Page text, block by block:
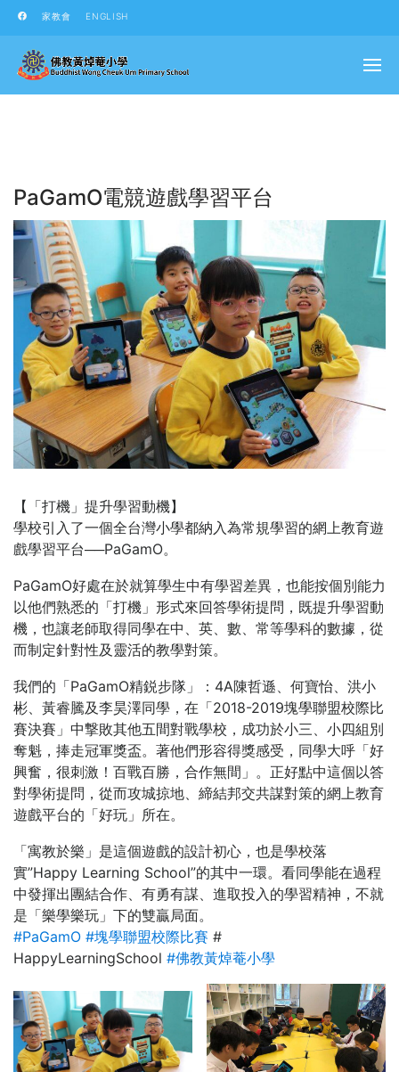
家教會 ENGLISH
PaGamO電競遊戲學習平台
【「打機」提升學習動機】
學校引入了一個全台灣小學都納入為常規學習的網上教育遊
戲學習平台──PaGamO。
PaGamO好處在於就算學生中有學習差異，也能按個別能力
以他們熟悉的「打機」形式來回答學術提問，既提升學習動
機，也讓老師取得同學在中、英、數、常等學科的數據，從
而制定針對性及靈活的教學對策。
我們的「PaGamO精鋭步隊」：4A陳哲遜、何寶怡、洪小
彬、黃睿騰及李昊澤同學，在「2018-2019塊學聯盟校際比
賽決賽」中撃敗其他五間對戰學校，成功於小三、小四組別
奪魁，捧走冠軍獎盃。著他們形容得獎感受，同學大呼「好
興奮，很刺激！百戰百勝，合作無間」。正好點中這個以答
對學術提問，從而攻城掠地、締結邦交共謀對策的網上教育
遊戲平台的「好玩」所在。
「寓教於樂」是這個遊戲的設計初心，也是學校落
實”Happy Learning School”的其中一環。看同學能在過程
中發揮出團結合作、有勇有謀、進取投入的學習精神，不就
是「樂學樂玩」下的雙贏局面。
#PaGamO #塊學聯盟校際比賽 #
HappyLearningSchool #佛教黃焯菴小學